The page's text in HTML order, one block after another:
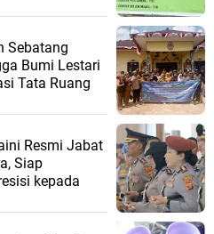
Sebatang
Bumi Lestari
Tata Ruang
Resmi Jabat
Siap
kepada